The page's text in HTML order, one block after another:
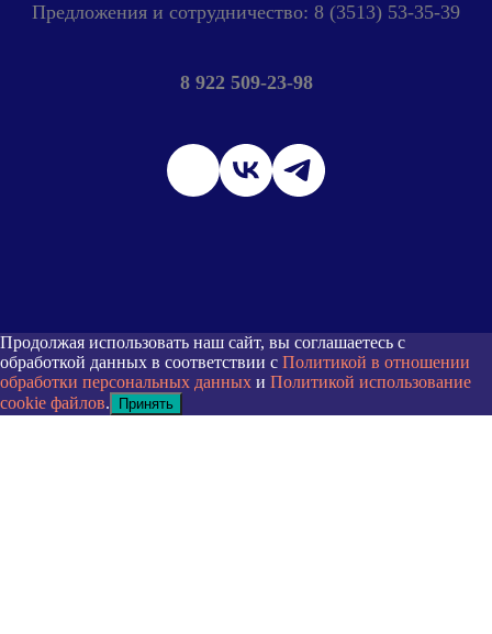
Предложения и сотрудничество: 8 (3513) 53-35-39
8 922 509-23-98
Продолжая использовать наш сайт, вы соглашаетесь с
обработкой данных в соответствии с Политикой в отношении
обработки персональных данных и Политикой использование
cookie файлов. Принять